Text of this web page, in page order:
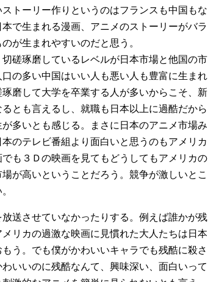
トーリー作りというのはフランスも中国もな
で生まれる漫画、アニメのストーリーがバラ
が生まれやすいのだと思う。
磋琢磨しているレベルが日本市場と他国の市
の多い中国はいい人も悪い人も豊富に生まれ
磨して大学を卒業する人が多いからこそ、新
とも言えるし、就職も日本以上に過酷だから
多いとも感じる。まさに日本のアニメ市場み
のテレビ番組より面白いと思うのもアメリカ
も３Ｄの映画を見てもどうしてもアメリカの
が高いということだろう。競争が激しいとこ
送させていなかったりする。例えば誰かが残
リカの過激な映画に見慣れた大人たちは日本
う。でも僕がかわいいキャラでも残酷に殺さ
いいのに残酷なんて、興味深い、面白いって